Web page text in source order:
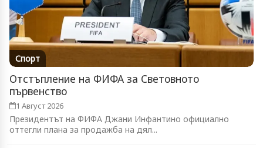
Спорт
Отстъпление на ФИФА за Световното
първенство
1 Август 2026
Президентът на ФИФА Джани Инфантино официално
оттегли плана за продажба на дял...